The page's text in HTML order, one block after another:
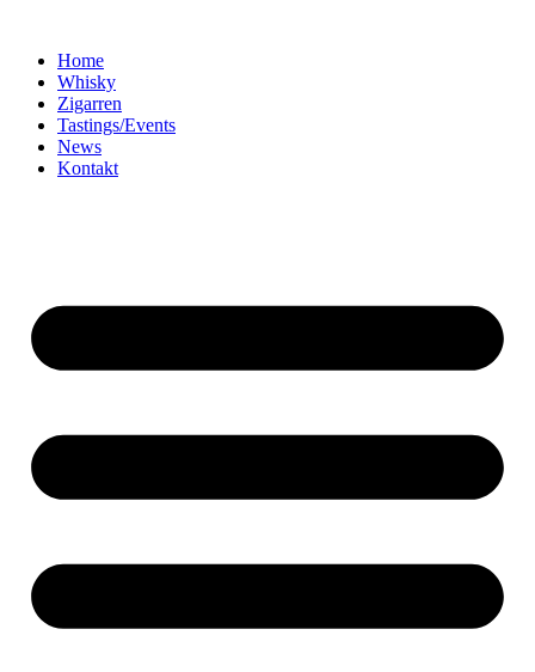
Home
Whisky
Zigarren
Tastings/Events
News
Kontakt